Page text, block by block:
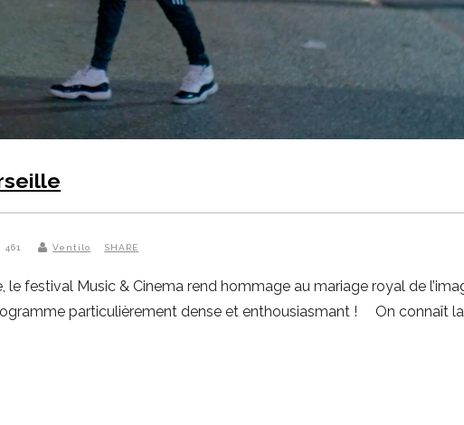
461 Ventilo SHARE
festival Music & Cinema rend hommage au mariage royal de
particulièrement dense et enthousiasmant ! On connaît